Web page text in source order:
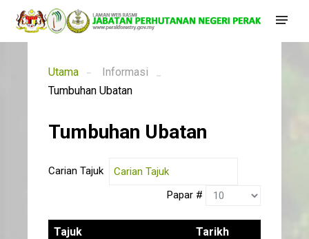
Utama
Informasi
Tumbuhan Ubatan
Tumbuhan Ubatan
Carian Tajuk
Papar #
Tajuk
Tarikh